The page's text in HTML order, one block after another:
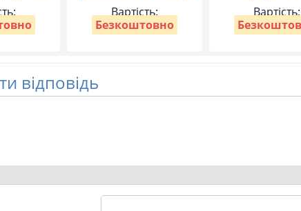
Вартість:
Безкоштовно
Вартість:
відповідь